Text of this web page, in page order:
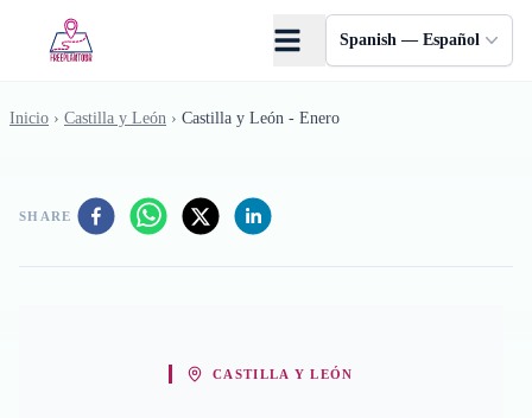
Spanish — Español
Inicio › Castilla y León › Castilla y León - Enero
SHARE
CASTILLA Y LEÓN